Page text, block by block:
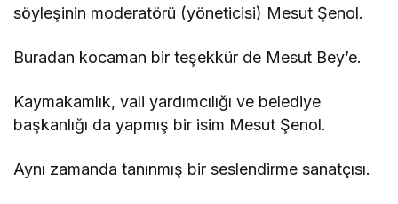
söyleşinin moderatörü (yöneticisi) Mesut Şenol.
Buradan kocaman bir teşekkür de Mesut Bey’e.
Kaymakamlık, vali yardımcılığı ve belediye
başkanlığı da yapmış bir isim Mesut Şenol.
Aynı zamanda tanınmış bir seslendirme sanatçısı.